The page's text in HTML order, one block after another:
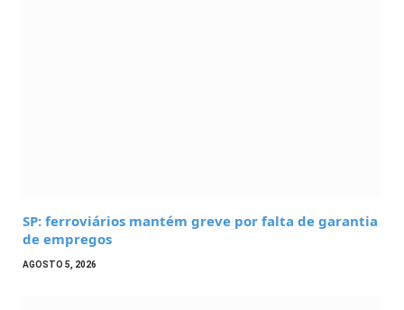
SP: ferroviários mantém greve por falta de garantia
de empregos
AGOSTO 5, 2026